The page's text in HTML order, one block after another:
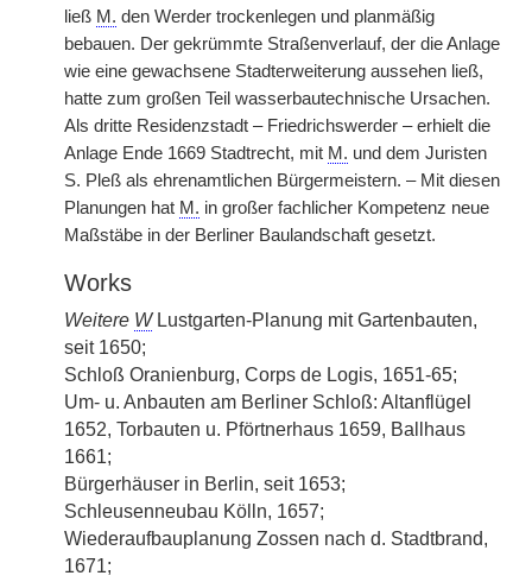
ließ M. den Werder trockenlegen und planmäßig
bebauen. Der gekrümmte Straßenverlauf, der die Anlage
wie eine gewachsene Stadterweiterung aussehen ließ,
hatte zum großen Teil wasserbautechnische Ursachen.
Als dritte Residenzstadt – Friedrichswerder – erhielt die
Anlage Ende 1669 Stadtrecht, mit M. und dem Juristen
S. Pleß als ehrenamtlichen Bürgermeistern. – Mit diesen
Planungen hat M. in großer fachlicher Kompetenz neue
Maßstäbe in der Berliner Baulandschaft gesetzt.
Works
Weitere WLustgarten-Planung mit Gartenbauten,
seit 1650;
Schloß Oranienburg, Corps de Logis, 1651-65;
Um- u. Anbauten am Berliner Schloß: Altanflügel
1652, Torbauten u. Pförtnerhaus 1659, Ballhaus
1661;
Bürgerhäuser in Berlin, seit 1653;
Schleusenneubau Kölln, 1657;
Wiederaufbauplanung Zossen nach d. Stadtbrand,
1671;